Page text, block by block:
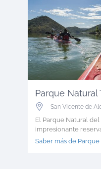
San Vicente de
El Parque Natural
impresionante
Saber más de Parque